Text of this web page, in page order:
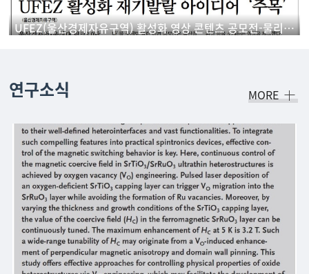
UFEZ(울산경제자유구역) 활성화 영상 콘텐츠 공모전-물리학과 학생 '우수상' 수상
연구소식 MORE